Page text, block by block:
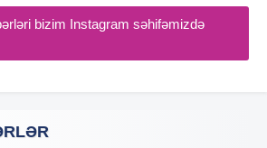
bizim Instagram səhifəmizdə